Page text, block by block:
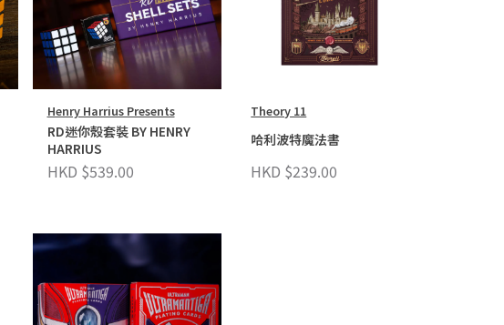
Henry Harrius Presents
RD迷你殼套裝 BY HENRY
HARRIUS
HKD $539.00
Theory 11
哈利波特魔法書
HKD $239.00